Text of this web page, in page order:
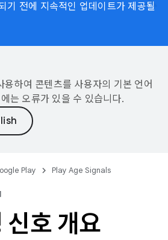
기 전에 지속적인 업데이트가 제공될
하여 콘텐츠를 사용자의 기본 언어
는 오류가 있을 수 있습니다.
Play Play Age Signals
호 개요